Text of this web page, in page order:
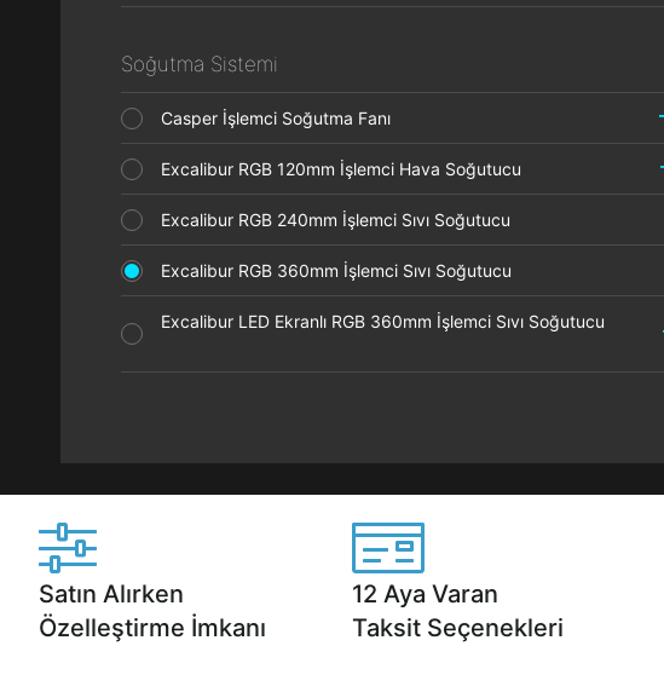
Soğutma Sistemi
Casper İşlemci Soğutma Fanı
Excalibur RGB 120mm İşlemci Hava Soğutucu
Excalibur RGB 240mm İşlemci Sıvı Soğutucu
Excalibur RGB 360mm İşlemci Sıvı Soğutucu
Excalibur LED Ekranlı RGB 360mm İşlemci Sıvı Soğutucu
Satın Alırken
Özelleştirme İmkanı
12 Aya Varan
Taksit Seçenekleri